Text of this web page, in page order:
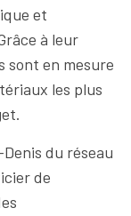
et
à leur
sont en mesure
les plus
du réseau
de